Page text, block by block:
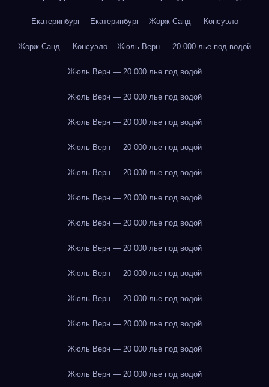
Екатеринбург Екатеринбург Жорж Санд — Консуэло
Жорж Санд — Консуэло Жюль Верн — 20 000 лье под водой
Жюль Верн — 20 000 лье под водой
Жюль Верн — 20 000 лье под водой
Жюль Верн — 20 000 лье под водой
Жюль Верн — 20 000 лье под водой
Жюль Верн — 20 000 лье под водой
Жюль Верн — 20 000 лье под водой
Жюль Верн — 20 000 лье под водой
Жюль Верн — 20 000 лье под водой
Жюль Верн — 20 000 лье под водой
Жюль Верн — 20 000 лье под водой
Жюль Верн — 20 000 лье под водой
Жюль Верн — 20 000 лье под водой
Жюль Верн — 20 000 лье под водой